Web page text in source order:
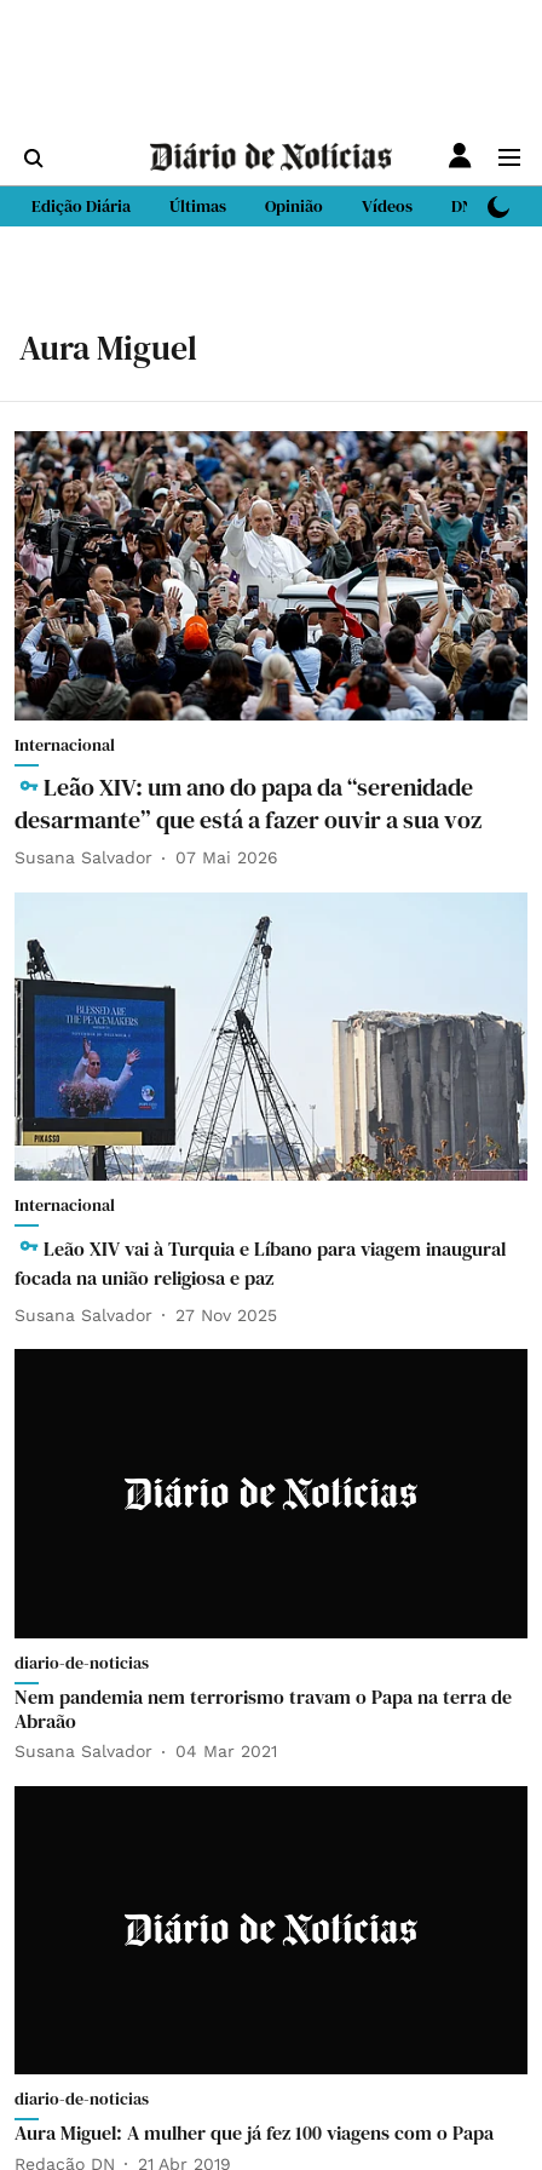
Edição Diária Últimas Opinião Vídeos DN Sport
Aura Miguel
Internacional
Leão XIV: um ano do papa da “serenidade
desarmante” que está a fazer ouvir a sua voz
Susana Salvador 07 Mai 2026
Internacional
Leão XIV vai à Turquia e Líbano para viagem inaugural
focada na união religiosa e paz
Susana Salvador 27 Nov 2025
diario-de-noticias
Nem pandemia nem terrorismo travam o Papa na terra de
Abraão
Susana Salvador 04 Mar 2021
diario-de-noticias
Aura Miguel: A mulher que já fez 100 viagens com o Papa
Redação DN 21 Abr 2019